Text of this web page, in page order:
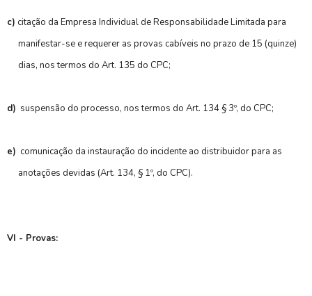
c) citação da Empresa Individual de Responsabilidade Limitada para
manifestar-se e requerer as provas cabíveis no prazo de 15 (quinze)
dias, nos termos do Art. 135 do CPC;
d) suspensão do processo, nos termos do Art. 134 § 3º, do CPC;
e) comunicação da instauração do incidente ao distribuidor para as
anotações devidas (Art. 134, § 1º, do CPC).
VI - Provas: